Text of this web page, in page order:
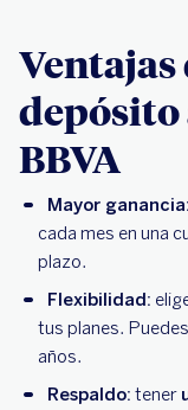
depósito
BBVA
Mayor ganancia:
cada mes en una
plazo.
Flexibilidad:
tus planes.
años.
Respaldo: tener